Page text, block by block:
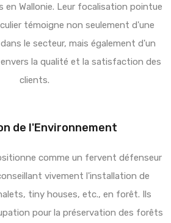
en Wallonie. Leur focalisation pointue
témoigne non seulement d'une
le secteur, mais également d'un
la qualité et la satisfaction des
clients.
de l'Environnement
comme un fervent défenseur
vivement l'installation de
tiny houses, etc., en forêt. Ils
pour la préservation des forêts